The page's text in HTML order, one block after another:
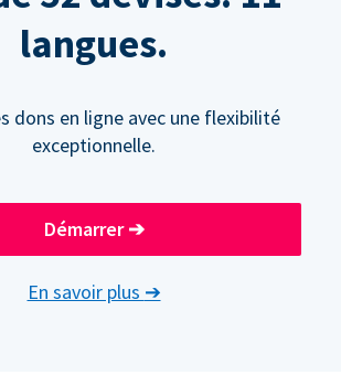
langues.
dons en ligne avec une flexibilité
exceptionnelle.
Démarrer➔
En savoir plus ➔